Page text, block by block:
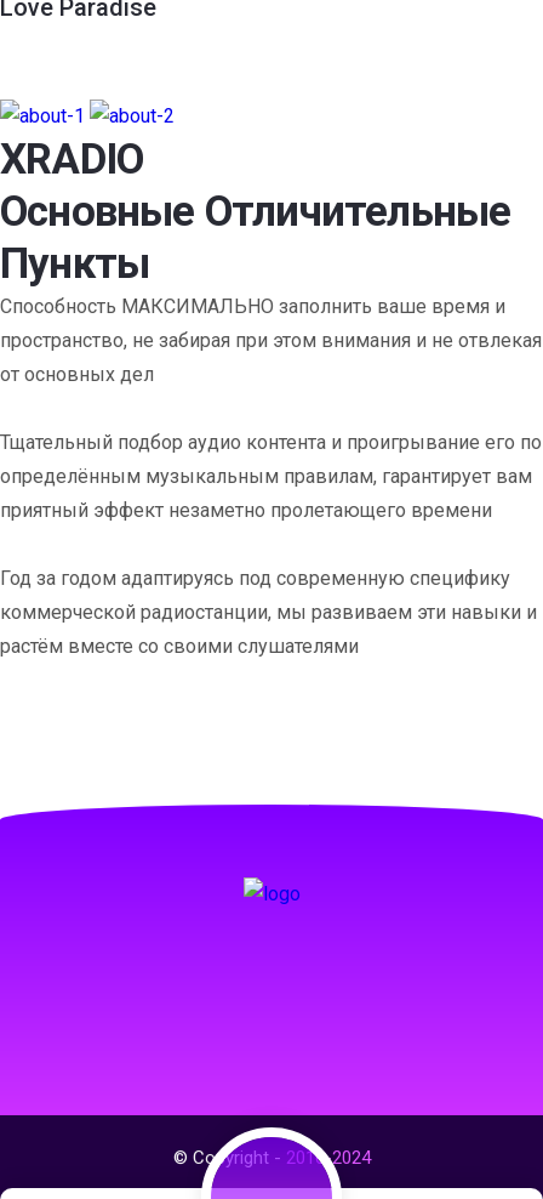
Love Paradise
XRADIO
Основные Отличительные
Пункты
Способность МАКСИМАЛЬНО заполнить ваше время и
пространство, не забирая при этом внимания и не отвлекая
от основных дел
Тщательный подбор аудио контента и проигрывание его по
определённым музыкальным правилам, гарантирует вам
приятный эффект незаметно пролетающего времени
Год за годом адаптируясь под современную специфику
коммерческой радиостанции, мы развиваем эти навыки и
растём вместе со своими слушателями
© Copyright - 2016-2024